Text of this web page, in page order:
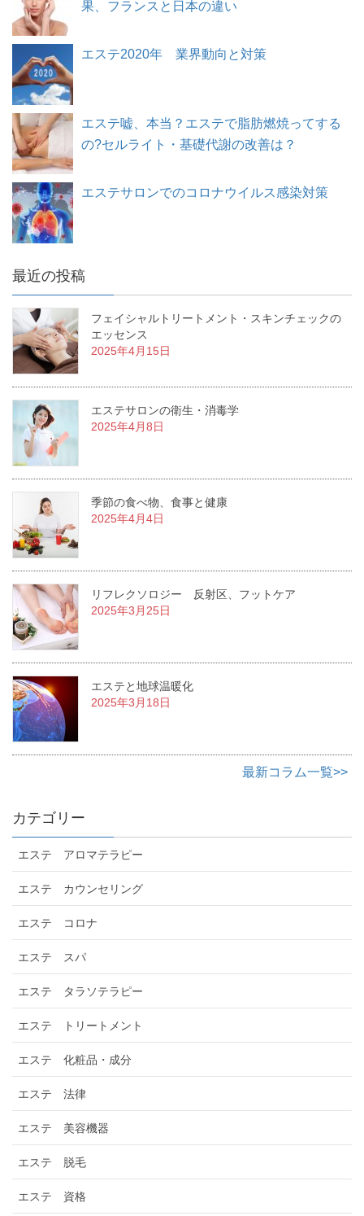
果、フランスと日本の違い
エステ2020年 業界動向と対策
エステ嘘、本当？エステで脂肪燃焼ってする
の?セルライト・基礎代謝の改善は？
エステサロンでのコロナウイルス感染対策
最近の投稿
フェイシャルトリートメント・スキンチェックの
エッセンス
2025年4月15日
エステサロンの衛生・消毒学
2025年4月8日
季節の食べ物、食事と健康
2025年4月4日
リフレクソロジー 反射区、フットケア
2025年3月25日
エステと地球温暖化
2025年3月18日
最新コラム一覧>>
カテゴリー
エステ アロマテラピー
エステ カウンセリング
エステ コロナ
エステ スパ
エステ タラソテラピー
エステ トリートメント
エステ 化粧品・成分
エステ 法律
エステ 美容機器
エステ 脱毛
エステ 資格